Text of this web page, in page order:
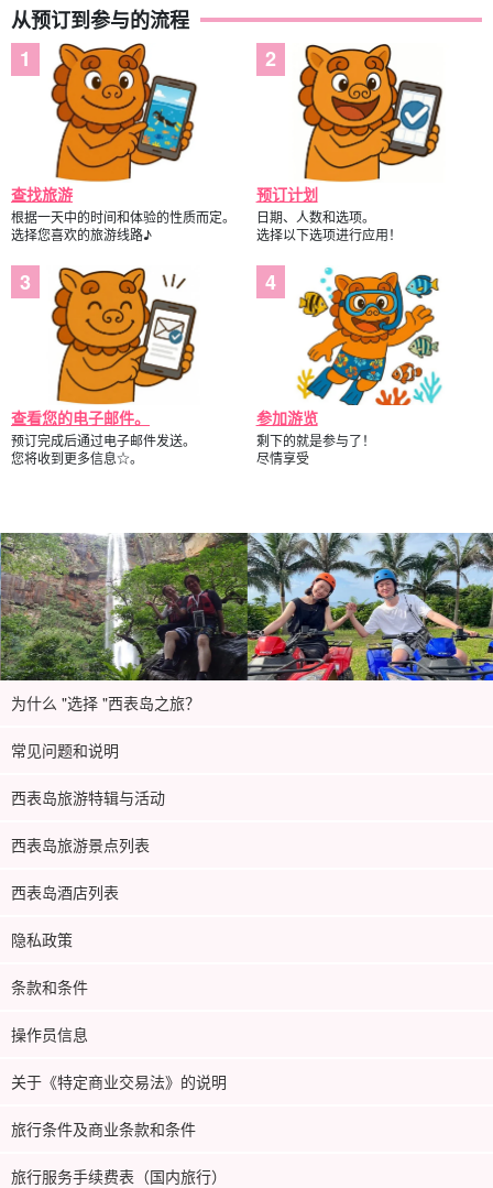
从预订到参与的流程
查找旅游
根据一天中的时间和体验的性质而定。
选择您喜欢的旅游线路♪
预订计划
日期、人数和选项。
选择以下选项进行应用！
查看您的电子邮件。
预订完成后通过电子邮件发送。
您将收到更多信息☆。
参加游览
剩下的就是参与了！
尽情享受
为什么 "选择 "西表岛之旅？
常见问题和说明
西表岛旅游特辑与活动
西表岛旅游景点列表
西表岛酒店列表
隐私政策
条款和条件
操作员信息
关于《特定商业交易法》的说明
旅行条件及商业条款和条件
旅行服务手续费表（国内旅行）